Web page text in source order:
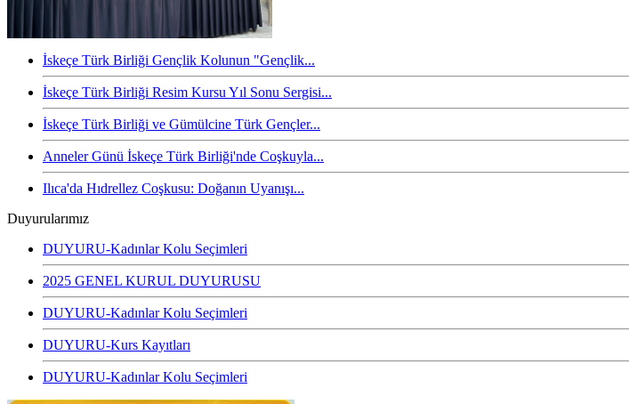
İskeçe Türk Birliği Gençlik Kolunun "Gençlik...
İskeçe Türk Birliği Resim Kursu Yıl Sonu Sergisi...
İskeçe Türk Birliği ve Gümülcine Türk Gençler...
Anneler Günü İskeçe Türk Birliği'nde Coşkuyla...
Ilıca'da Hıdrellez Coşkusu: Doğanın Uyanışı...
Duyurularımız
DUYURU-Kadınlar Kolu Seçimleri
2025 GENEL KURUL DUYURUSU
DUYURU-Kadınlar Kolu Seçimleri
DUYURU-Kurs Kayıtları
DUYURU-Kadınlar Kolu Seçimleri